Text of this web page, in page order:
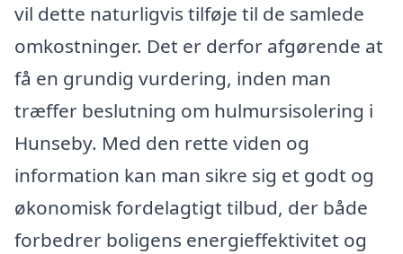
vil dette naturligvis tilføje til de samlede
omkostninger. Det er derfor afgørende at
få en grundig vurdering, inden man
træffer beslutning om hulmursisolering i
Hunseby. Med den rette viden og
information kan man sikre sig et godt og
økonomisk fordelagtigt tilbud, der både
forbedrer boligens energieffektivitet og